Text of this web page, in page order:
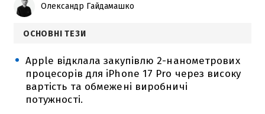
Олександр Гайдамашко
ОСНОВНІ ТЕЗИ
Apple відклала закупівлю 2-нанометрових
процесорів для iPhone 17 Pro через високу
вартість та обмежені виробничі
потужності.